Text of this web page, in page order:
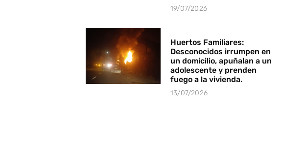
19/07/2026
Huertos Familiares:
Desconocidos irrumpen en
un domicilio, apuñalan a un
adolescente y prenden
fuego a la vivienda.
13/07/2026